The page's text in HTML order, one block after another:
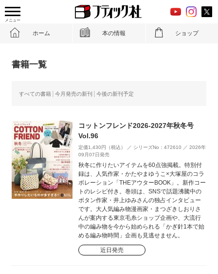
メニュー
ホーム 本の情報 ショップ
書籍一覧
すべての書籍 今月発売の新刊 今後の新刊予定
コットンフレンド2026-2027年秋冬号
Vol.96
定価1,430円（税込） ／ シリーズNo：472610 ／ 2026年
09月07日発売
秋冬に作りたいアイテムを60点強掲載。特別付
録は、人気作家・かたやまゆうこ×大塚屋のコラ
ボレーション「THEアウターBOOK」。新作コー
トのレシピ付き。巻頭は、SNSで話題沸騰中の
ボタン作家・井上ゆみさんの独占インタビュー
です。大人気編み物漫画家・まつざきしおりさ
んが案内する東京毛糸ショップ企画や、大流行
中の編み物を今から始められる「かぎ針1本で始
める編み物時間」企画も見逃せません。
近日発売